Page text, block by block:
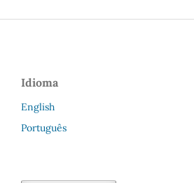
Idioma
English
Português